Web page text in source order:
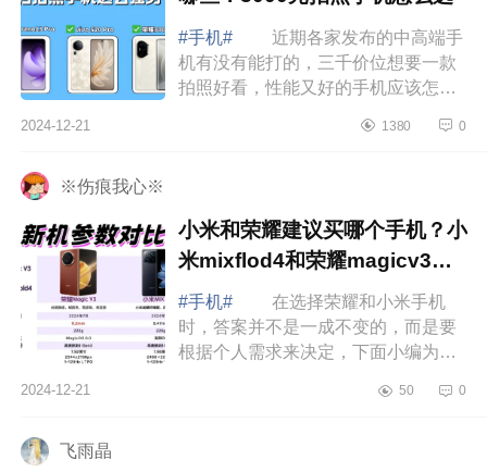
#手机#
近期各家发布的中高端手
机有没有能打的，三千价位想要一款
拍照好看，性能又好的手机应该怎么
最建议买的3款手机有哪些？3000元
2024-12-21 1380 0
※伤痕我心※
小米和荣耀建议买哪个手机？小
米mixflod4和荣耀magicv3应
该如何选
#手机#
在选择荣耀和小米手机
时，答案并不是一成不变的，而是要
根据个人需求来决定，下面小编为大
机？小米mixflod4和荣耀magicv3应该
2024-12-21 50 0
飞雨晶